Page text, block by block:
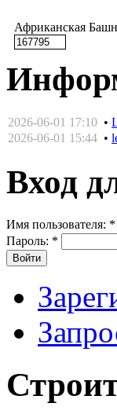
Африканская
2026-06-01 17:10 •
2026-06-01 15:44 •
Вход
Имя пользователя: *
Пароль: *